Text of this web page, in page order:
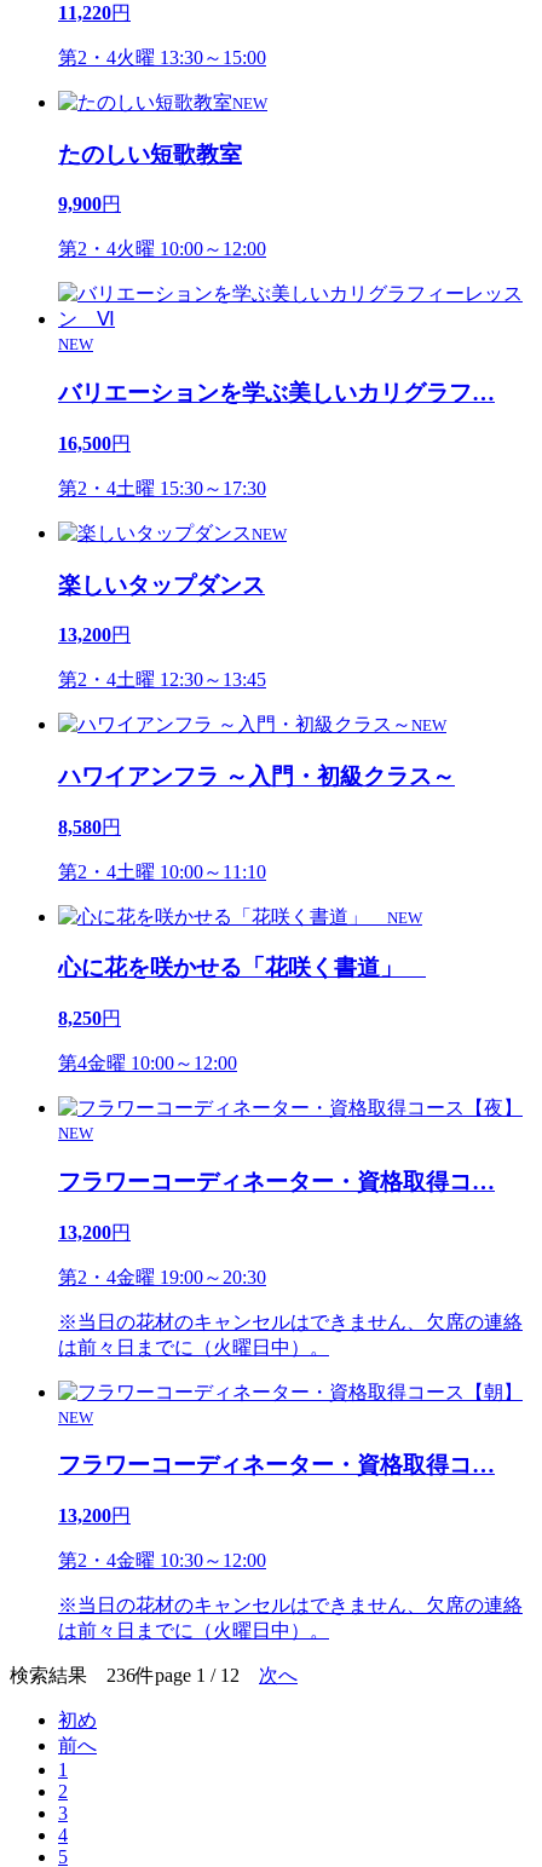
11,220円
第2・4火曜 13:30～15:00
NEW
たのしい短歌教室
9,900円
第2・4火曜 10:00～12:00
NEW
バリエーションを学ぶ美しいカリグラフ…
16,500円
第2・4土曜 15:30～17:30
NEW
楽しいタップダンス
13,200円
第2・4土曜 12:30～13:45
NEW
ハワイアンフラ ～入門・初級クラス～
8,580円
第2・4土曜 10:00～11:10
NEW
心に花を咲かせる「花咲く書道」
8,250円
第4金曜 10:00～12:00
NEW
フラワーコーディネーター・資格取得コ…
13,200円
第2・4金曜 19:00～20:30
※当日の花材のキャンセルはできません、欠席の連絡
は前々日までに（火曜日中）。
NEW
フラワーコーディネーター・資格取得コ…
13,200円
第2・4金曜 10:30～12:00
※当日の花材のキャンセルはできません、欠席の連絡
は前々日までに（火曜日中）。
検索結果 236件page 1 / 12 次へ
初め
前へ
1
2
3
4
5